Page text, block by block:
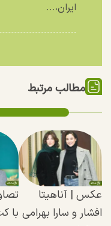
ایران،...
مطالب مرتبط
عکس‌ | آناهیتا
افشار و سارا بهرامی با